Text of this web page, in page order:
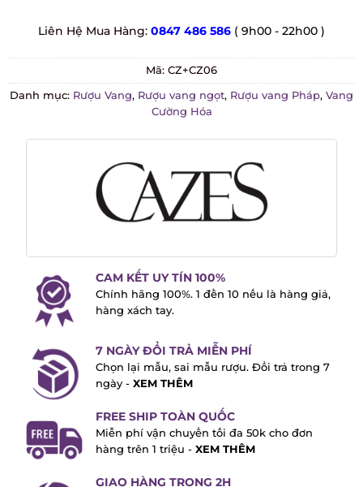
Liên Hệ Mua Hàng:0847 486 586 ( 9h00 - 22h00 )
Mã:CZ+CZ06
Danh mục:Rượu Vang,Rượu vang ngọt,Rượu vang Pháp,
Vang Cường Hóa
CAM KẾT UY TÍN 100%
Chính hãng 100%. 1 đền 10 nếu là hàng
giả, hàng xách tay.
7 NGÀY ĐỔI TRẢ MIỄN PHÍ
Chọn lại mẫu, sai mẫu rượu. Đổi trả trong
7 ngày -XEM THÊM
FREE SHIP TOÀN QUỐC
Miễn phí vận chuyển tối đa 50k cho đơn
hàng trên 1 triệu -
XEM THÊM
GIAO HÀNG TRONG 2H